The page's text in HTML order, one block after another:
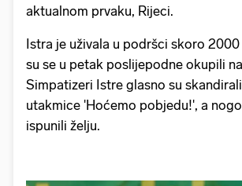
aktualnom prvaku, Rijeci.
Istra je uživala u podršci skoro
su se u petak poslijepodne okupili
Simpatizeri Istre glasno su
utakmice 'Hoćemo pobjedu!', a
ispunili želju.